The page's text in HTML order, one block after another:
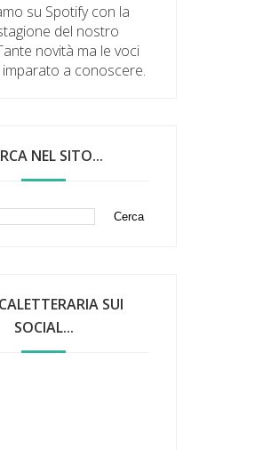
su Spotify con la
del nostro
novità ma le voci
a conoscere.
NEL SITO...
SUI
SOCIAL...